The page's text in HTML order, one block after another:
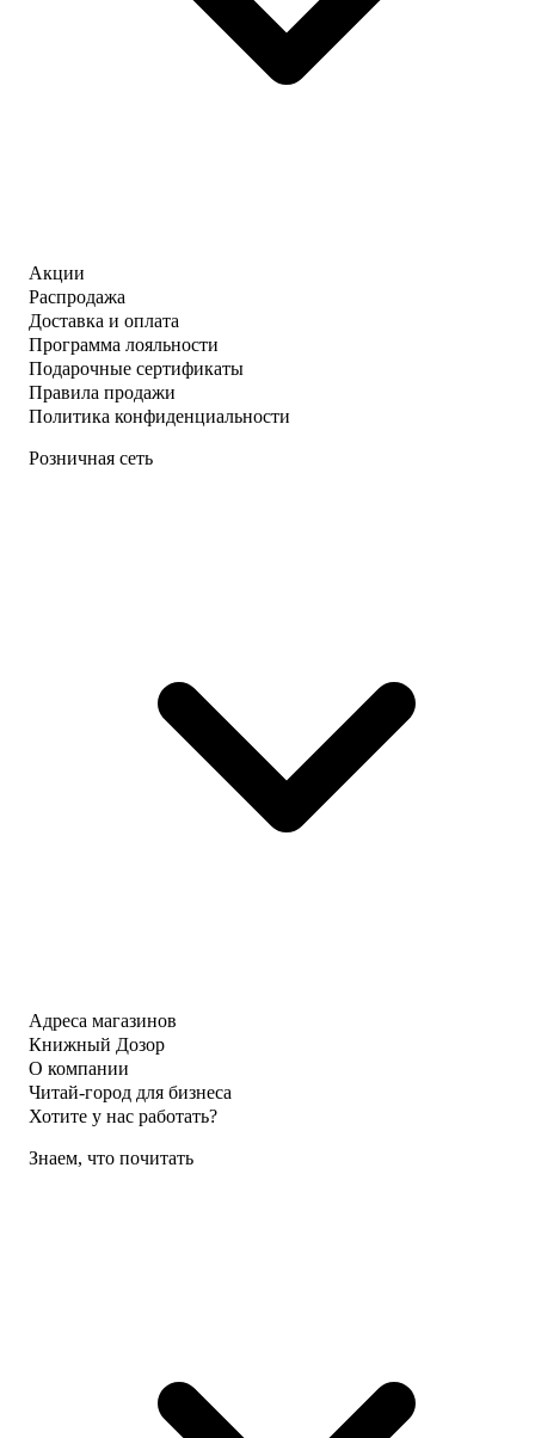
Акции
Распродажа
Доставка и оплата
Программа лояльности
Подарочные сертификаты
Правила продажи
Политика конфиденциальности
Розничная сеть
Адреса магазинов
Книжный Дозор
О компании
Читай-город для бизнеса
Хотите у нас работать?
Знаем, что почитать